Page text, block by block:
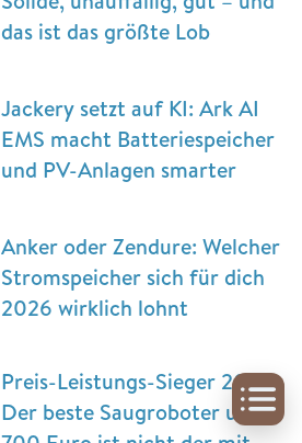
das ist das größte Lob
Jackery setzt auf KI: Ark AI
EMS macht Batteriespeicher
und PV-Anlagen smarter
Anker oder Zendure: Welcher
Stromspeicher sich für dich
2026 wirklich lohnt
Preis-Leistungs-Sieger 2026:
Der beste Saugroboter unter